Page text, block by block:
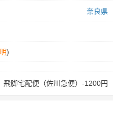
奈良県
)
飛脚宅配便（佐川急便）-1200円